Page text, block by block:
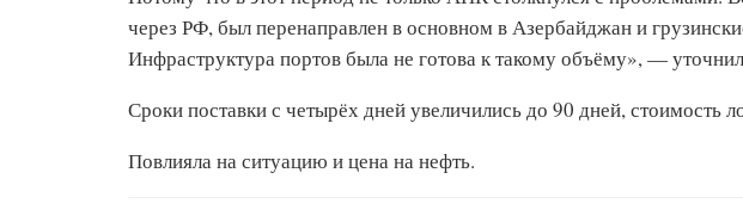
через РФ, был перенаправлен в основном в Азербайджан и
Инфраструктура портов была не готова к такому объёму», —
Сроки поставки с четырёх дней увеличились до 90 дней, стоимость
Повлияла на ситуацию и цена на нефть.